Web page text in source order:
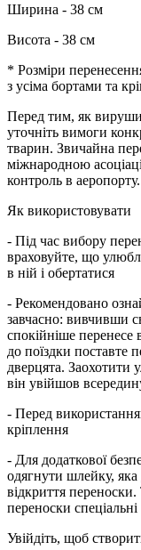
Ширина - 38 см
Висота - 38 см
* Розміри
з усіма бортами та
Перед тим, як
уточніть вимоги
тварин. Звичайна
міжнародною
контроль в аеропорту.
Як використовувати
- Під час вибору
враховуйте, що
в ній і обертатися
- Рекомендовано
завчасно: вивчивши
спокійніше перенесе
до поїздки поставте
дверцята. Заохотити
він увійшов
- Перед
кріплення
- Для додаткової
одягнути шлейку,
відкриття
переноски
Увійдіть, щоб